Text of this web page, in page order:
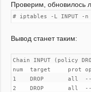
Проверим, обновилось
# iptables -L INPUT -n
Вывод станет таким:
Chain INPUT (policy
num  target     prot
1    DROP       all
2    DROP       all